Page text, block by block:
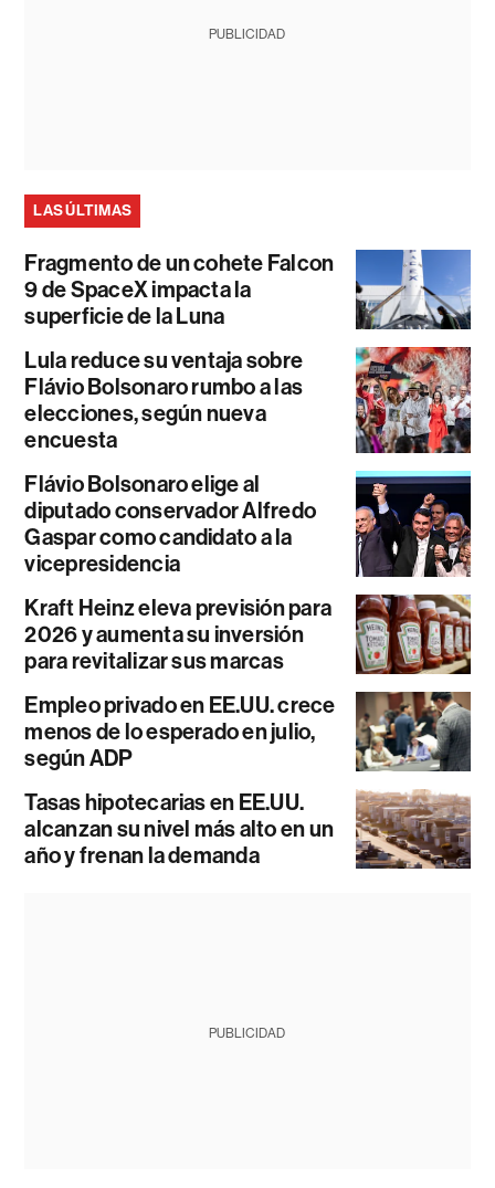
PUBLICIDAD
LAS ÚLTIMAS
Fragmento de un cohete Falcon
9 de SpaceX impacta la
superficie de la Luna
Lula reduce su ventaja sobre
Flávio Bolsonaro rumbo a las
elecciones, según nueva
encuesta
Flávio Bolsonaro elige al
diputado conservador Alfredo
Gaspar como candidato a la
vicepresidencia
Kraft Heinz eleva previsión para
2026 y aumenta su inversión
para revitalizar sus marcas
Empleo privado en EE.UU. crece
menos de lo esperado en julio,
según ADP
Tasas hipotecarias en EE.UU.
alcanzan su nivel más alto en un
año y frenan la demanda
PUBLICIDAD